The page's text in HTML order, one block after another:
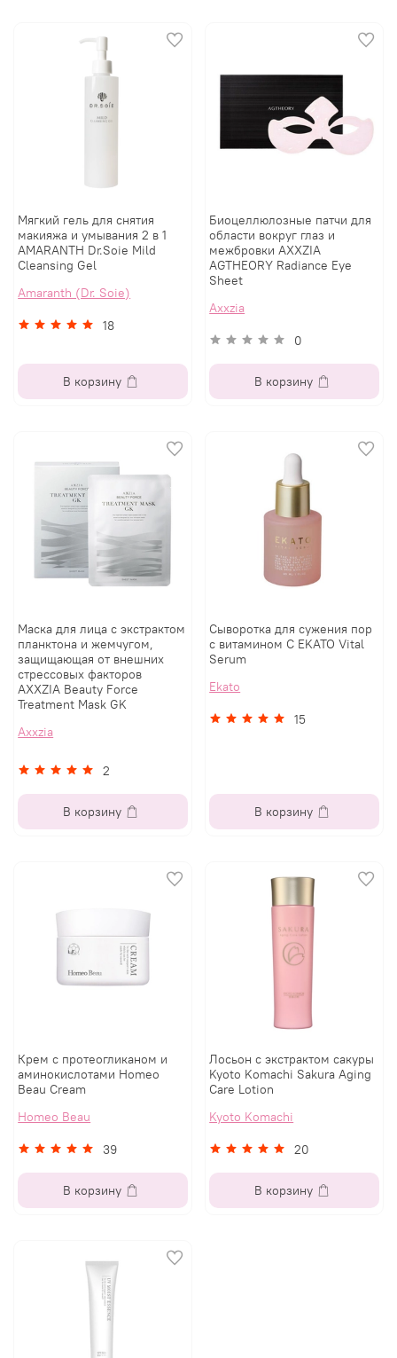
Мягкий гель для снятия
макияжа и умывания 2 в 1
AMARANTH Dr.Soie Mild
Cleansing Gel
Amaranth (Dr. Soie)
18
В корзину
Биоцеллюлозные патчи для
области вокруг глаз и
межбровки AXXZIA
AGTHEORY Radiance Eye
Sheet
Axxzia
0
В корзину
Маска для лица с экстрактом
планктона и жемчугом,
защищающая от внешних
стрессовых факторов
AXXZIA Beauty Force
Treatment Mask GK
Axxzia
2
В корзину
Сыворотка для сужения пор
с витамином С EKATO Vital
Serum
Ekato
15
В корзину
Крем с протеогликаном и
аминокислотами Homeo
Beau Cream
Homeo Beau
39
В корзину
Лосьон с экстрактом сакуры
Kyoto Komachi Sakura Aging
Care Lotion
Kyoto Komachi
20
В корзину